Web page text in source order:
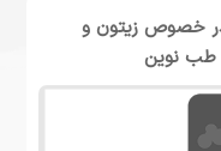
در خصوص زیتون و
طب نوین